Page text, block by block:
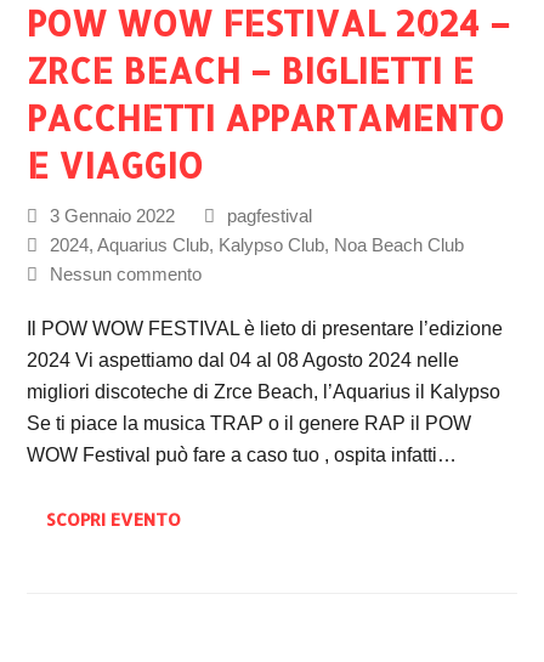
POW WOW FESTIVAL 2024 –
ZRCE BEACH – BIGLIETTI E
PACCHETTI APPARTAMENTO
E VIAGGIO
3 Gennaio 2022
pagfestival
2024,Aquarius Club, Kalypso Club, Noa Beach Club
Nessun commento
Il POW WOW FESTIVAL è lieto di presentare l’edizione
2024 Vi aspettiamo dal 04 al 08 Agosto 2024 nelle
migliori discoteche di Zrce Beach, l’Aquarius il Kalypso
Se ti piace la musica TRAP o il genere RAP il POW
WOW Festival può fare a caso tuo , ospita infatti…
SCOPRI EVENTO